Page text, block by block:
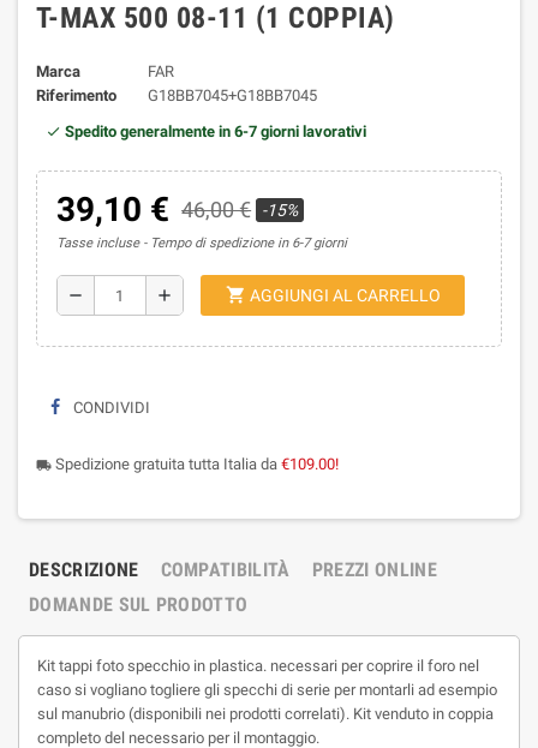
T-MAX 500 08-11 (1 COPPIA)
Marca
FAR
Riferimento
G18BB7045+G18BB7045
Spedito generalmente in 6-7 giorni lavorativi
39,10 € 46,00 € -15%
Tasse incluse Tempo di spedizione in 6-7 giorni
remove add shopping_cart AGGIUNGI AL CARRELLO
CONDIVIDI
local_shipping Spedizione gratuita tutta Italia da €109.00!
DESCRIZIONE COMPATIBILITÀ
PREZZI ONLINE
DOMANDE SUL PRODOTTO
Kit tappi foto specchio in plastica. necessari per coprire il foro nel
caso si vogliano togliere gli specchi di serie per montarli ad esempio
sul manubrio (disponibili nei prodotti correlati). Kit venduto in coppia
completo del necessario per il montaggio.